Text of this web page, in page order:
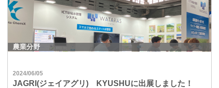
農業分野
2024/06/05
JAGRI(ジェイアグリ) KYUSHUに出展しました！